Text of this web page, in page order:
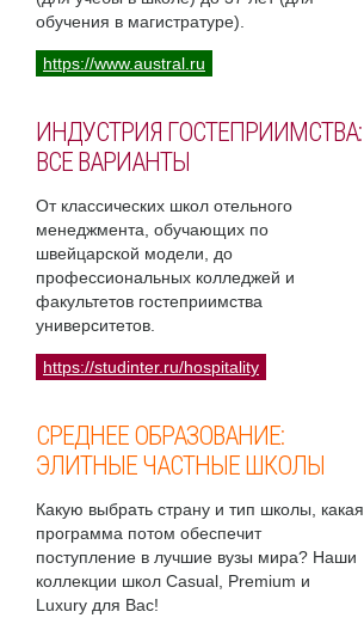
обучения в магистратуре).
https://www.austral.ru
ИНДУСТРИЯ ГОСТЕПРИИМСТВА:
ВСЕ ВАРИАНТЫ
От классических школ отельного
менеджмента, обучающих по
швейцарской модели, до
профессиональных колледжей и
факультетов гостеприимства
университетов.
https://studinter.ru/hospitality
СРЕДНЕЕ ОБРАЗОВАНИЕ:
ЭЛИТНЫЕ ЧАСТНЫЕ ШКОЛЫ
Какую выбрать страну и тип школы, какая
программа потом обеспечит
поступление в лучшие вузы мира? Наши
коллекции школ Casual, Premium и
Luxury для Вас!